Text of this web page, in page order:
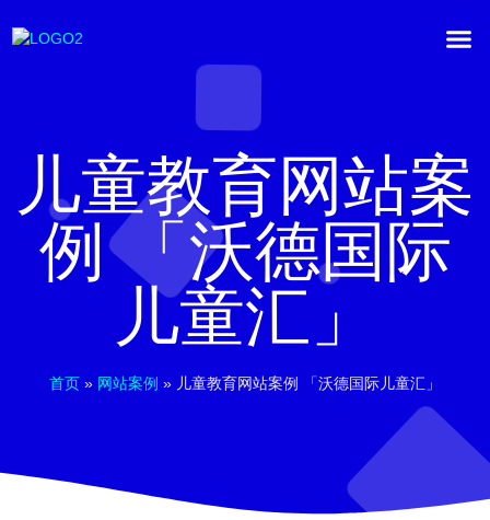
儿童教育网站案
例 「沃德国际
儿童汇」
首页 » 网站案例 » 儿童教育网站案例 「沃德国际儿童汇」